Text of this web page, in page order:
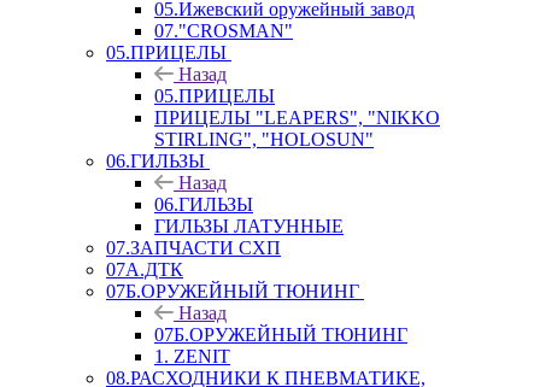
05.Ижевский оружейный завод
07."CROSMAN"
05.ПРИЦЕЛЫ
Назад
05.ПРИЦЕЛЫ
ПРИЦЕЛЫ "LEAPERS", "NIKKO
STIRLING", "HOLOSUN"
06.ГИЛЬЗЫ
Назад
06.ГИЛЬЗЫ
ГИЛЬЗЫ ЛАТУННЫЕ
07.ЗАПЧАСТИ СХП
07А.ДТК
07Б.ОРУЖЕЙНЫЙ ТЮНИНГ
Назад
07Б.ОРУЖЕЙНЫЙ ТЮНИНГ
1. ZENIT
08.РАСХОДНИКИ К ПНЕВМАТИКЕ,